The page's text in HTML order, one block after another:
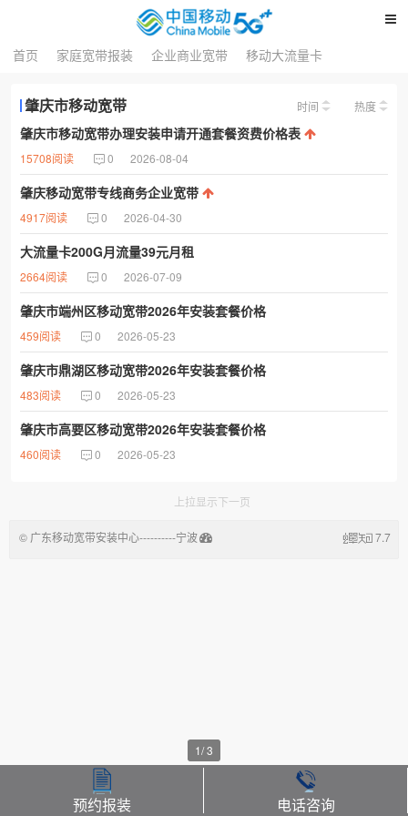
预约报装 电话咨询
首页 家庭宽带报装 企业商业宽带 移动大流量卡
肇庆市移动宽带 时间 热度
肇庆市移动宽带办理安装申请开通套餐资费价格表
15708阅读 0 2026-08-04
肇庆移动宽带专线商务企业宽带
4917阅读 0 2026-04-30
大流量卡200G月流量39元月租
2664阅读 0 2026-07-09
肇庆市端州区移动宽带2026年安装套餐价格
459阅读 0 2026-05-23
肇庆市鼎湖区移动宽带2026年安装套餐价格
483阅读 0 2026-05-23
肇庆市高要区移动宽带2026年安装套餐价格
460阅读 0 2026-05-23
上拉显示下一页
1/3
© 广东移动宽带安装中心----------宁波
7.7